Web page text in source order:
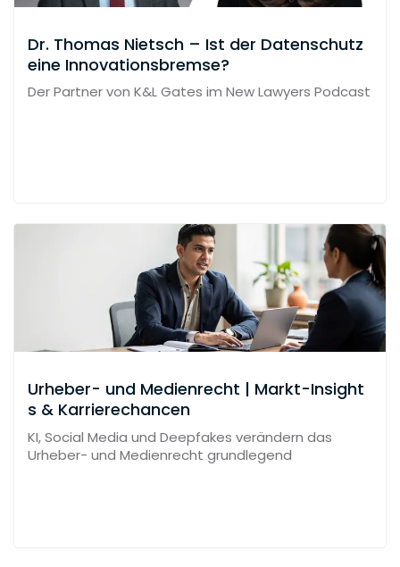
Dr. Thomas Nietsch – Ist der Datenschutz
eine Innovationsbremse?
Der Partner von K&L Gates im New Lawyers Podcast
Urheber- und Medienrecht | Markt-Insight
s & Karrierechancen
KI, Social Media und Deepfakes verändern das
Urheber- und Medienrecht grundlegend